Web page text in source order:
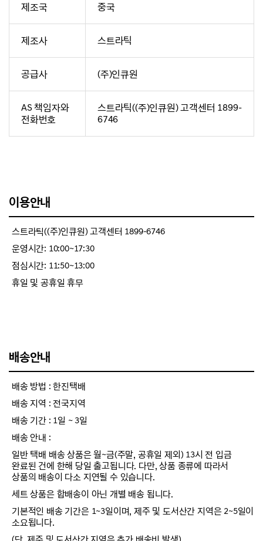
제조국 중국
제조사 스트라틱
공급사 (주)인큐원
AS 책임자와
전화번호
스트라틱((주)인큐원) 고객센터 1899-
6746
이용안내
스트라틱((주)인큐원) 고객센터 1899-6746
운영시간: 10:00~17:30
점심시간: 11:50~13:00
휴일 및 공휴일 휴무
배송안내
배송 방법 : 한진택배
배송 지역 : 전국지역
배송 기간 : 1일 ~ 3일
배송 안내 :
일반 택배 배송 상품은 월~금(주말, 공휴일 제외) 13시 전 입금
완료된 건에 한해 당일 출고됩니다. 다만, 상품 종류에 따라서
상품의 배송이 다소 지연될 수 있습니다.
세트 상품은 합배송이 아닌 개별 배송 됩니다.
기본적인 배송 기간은 1~3일이며, 제주 및 도서산간 지역은 2~5일이
소요됩니다.